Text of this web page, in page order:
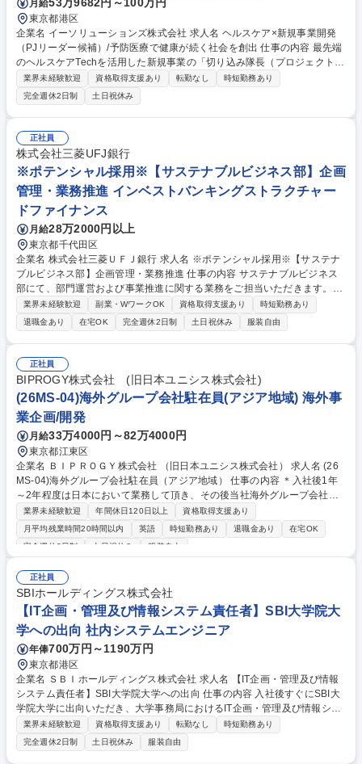
月給
東京都港区
企業名 イーソリューションズ株式会社 求人名 ヘルスケア×新規事業開発
（PJリーダー候補）/予防医療で健康が続く社会を創出 仕事の内容 最先端
のヘルスケアTechを活用した新規事業の「切り込み隊長（プロジェクトリ
ード）」として、大手企業への出資・協業交渉から、病院での実証実験、
泥臭い共同マーケティングまで全プロセスを自ら牽引します。 ■大手企業
等への出資や資本業務提携を含む協業スキームの直接提案・交渉リード ■
机上の空論で終わらせず、ビジネスモデル策定からサービス実証までを自
ら推進 ■国内外の先端技術を有するテックベンチャーとのアライアンス獲
得 ■病院・介護施設現場に入り込んだ実証実験（PoC）の環境構築と課題
解決 ■パートナー企業とタッグを組んだ共同マーケティングの企画・初期
市場開拓 募集職種 ヘルスケア×新規事業開発（PJリーダー候補）/予防医
療で健康が続く社会を創出
業界未経験歓迎 資格取得支援あり 転勤なし
時短勤務あり
完全週休2日制
土日祝休み
正社員
株式会社三菱UFJ銀行
※ポテンシャル採用※【サステナブルビジネス部】企画
管理・業務推進 インベストバンキングストラクチャー
ドファイナンス
月給28万2000円以上
東京都千代田区
企業名 株式会社三菱ＵＦＪ銀行 求人名 ※ポテンシャル採用※【サステナ
ブルビジネス部】企画管理・業務推進 仕事の内容 サステナブルビジネス
部にて、部門運営および事業推進に関する業務をご担当いただきます。入
社後は、会議体運営、資料作成、データ集計、関係部署との調整などを通
じて、部門や事業への理解を深めていただきます。 その後は、適性やご経
験に応じて、業務改善や各種施策の企画・推進などの主担当業務をお任せ
する予定です。サステナブルビジネス部では、サステナブルファイナンス
の提供に加え、再生可能エネルギーやGX領域における事業開発・投資、
新たな市場の創出、企業の事業変革支援などにも取り組んでいます。社会
や産業の変革を後押しする最前線で、将来的には企画・推進業務の中核人
材として活躍いただくことを期待しています。 募集職種 ※ポテンシャル
採用※【サステナブルビジネス部】企画管理・業務推進
業界未経験歓迎 副業・WワークOK 資格取得支援あり
時短勤務あり
退職金あり
在宅OK 完全週休2日制 土日祝休み 服装自由
正社員
BIPROGY株式会社 (旧日本ユニシス株式会社)
(26MS-04)海外グループ会社駐在員(アジア地域) 海外事
業企画/開発
月給33万4000円～82万4000円
東京都江東区
企業名 ＢＩＰＲＯＧＹ株式会社 （旧日本ユニシス株式会社） 求人名 (26
MS-04)海外グループ会社駐在員（アジア地域） 仕事の内容 ＊入社後1年
～2年程度は日本において業務して頂き、その後当社海外グループ会社へ
出向（駐在）を予定（3年程度） ■豊洲本社での業務 ・海外子会社の管理
業務（PMI、経営管理、ガバナンス強化等） ・M&A関連業務（ソーシング
～クロージング、PMI） ・当社グループの理解（ソリューション、ガバナ
析/該社取締役会・ステアリングコミッティの機関運営、および報告に向け
た財務資料準備、他 募集職種 (26MS-04)海外グループ会社駐在員（アジ
ア地域）
業界未経験歓迎 年間休日120日以上
資格取得支援あり
月平均残業時間20時間以内
英語 時短勤務あり 退職金あり
在宅OK
完全週休2日制
土日祝休み 服装自由
正社員
SBIホールディングス株式会社
【IT企画・管理及び情報システム責任者】SBI大学院大
学への出向 社内システムエンジニア
年俸700万円～1190万円
東京都港区
企業名 ＳＢＩホールディングス株式会社 求人名 【IT企画・管理及び情報
システム責任者】SBI大学院大学への出向 仕事の内容 入社後すぐにSBI大
学院大学に出向いただき、大学事務局におけるIT企画・管理及び情報シス
テム責任者として役割を担っていただきます。また学務全般への理解や教
員との連携・協働も求められるポジションです。 ■IT総務（システム予
算・予実管理、契約・ライセンス管理、各種申請） ■システム、サービス
業界未経験歓迎 資格取得支援あり 転勤なし
時短勤務あり
完全週休2日制
土日祝休み 服装自由